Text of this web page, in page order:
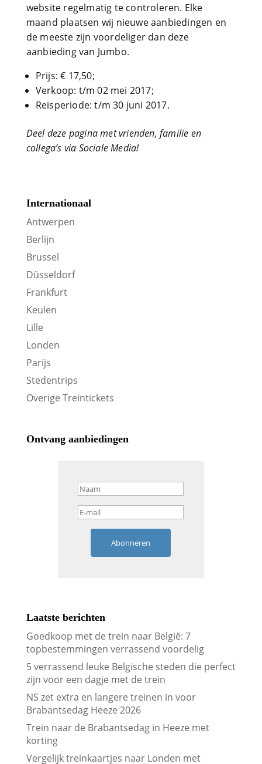
website regelmatig te controleren. Elke
maand plaatsen wij nieuwe aanbiedingen en
de meeste zijn voordeliger dan deze
aanbieding van Jumbo.
Prijs: € 17,50;
Verkoop: t/m 02 mei 2017;
Reisperiode: t/m 30 juni 2017.
Deel deze pagina met vrienden, familie en
collega’s via Sociale Media!
Internationaal
Antwerpen
Berlijn
Brussel
Düsseldorf
Frankfurt
Keulen
Lille
Londen
Parijs
Stedentrips
Overige Treintickets
Ontvang aanbiedingen
Abonneren
Laatste berichten
Goedkoop met de trein naar België: 7
topbestemmingen verrassend voordelig
5 verrassend leuke Belgische steden die perfect
zijn voor een dagje met de trein
NS zet extra en langere treinen in voor
Brabantsedag Heeze 2026
Trein naar de Brabantsedag in Heeze met
korting
Vergelijk treinkaartjes naar Londen met